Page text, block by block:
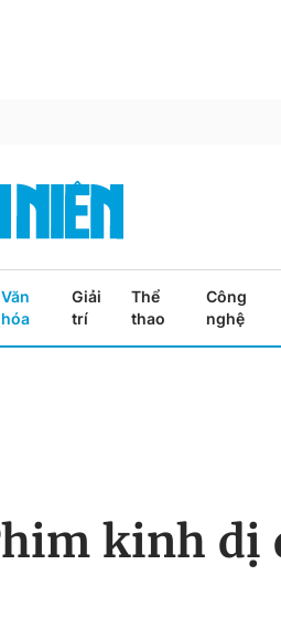
Văn
hóa
Giải
trí
Thể
thao
Công
nghệ
kinh dị